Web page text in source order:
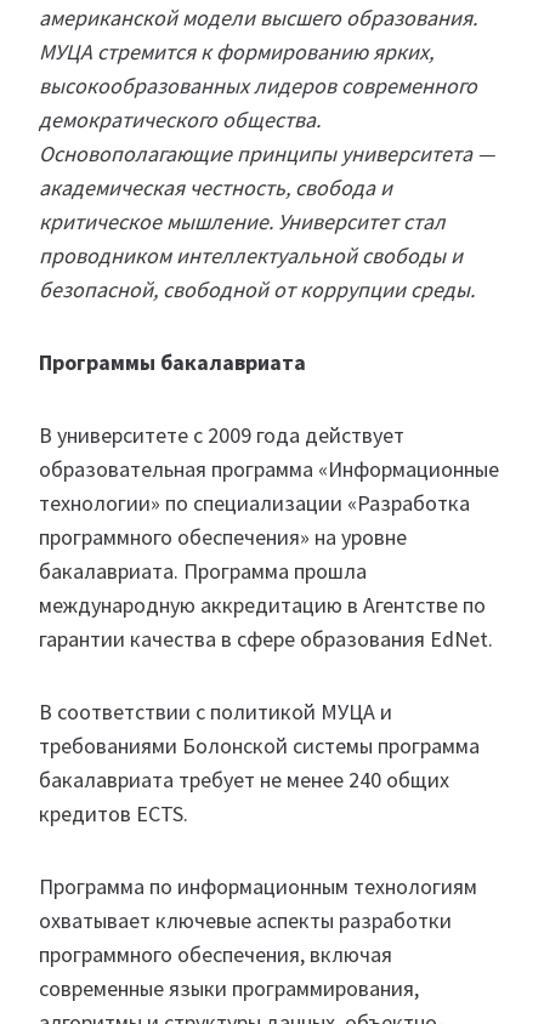
американской модели высшего образования.
МУЦА стремится к формированию ярких,
высокообразованных лидеров современного
демократического общества.
Основополагающие принципы университета —
академическая честность, свобода и
критическое мышление. Университет стал
проводником интеллектуальной свободы и
безопасной, свободной от коррупции среды.
Программы бакалавриата
В университете с 2009 года действует
образовательная программа «Информационные
технологии» по специализации «Разработка
программного обеспечения» на уровне
бакалавриата. Программа прошла
международную аккредитацию в Агентстве по
гарантии качества в сфере образования EdNet.
В соответствии с политикой МУЦА и
требованиями Болонской системы программа
бакалавриата требует не менее 240 общих
кредитов ECTS.
Программа по информационным технологиям
охватывает ключевые аспекты разработки
программного обеспечения, включая
современные языки программирования,